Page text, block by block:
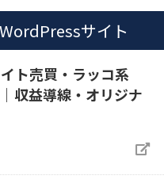
サイト
ト売買・ラッコ系
収益導線・オリジナ